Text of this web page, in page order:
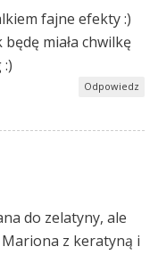
fajne efekty :)
miała chwilkę
Odpowiedz
do zelatyny, ale
z keratyną i